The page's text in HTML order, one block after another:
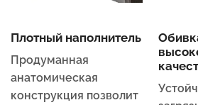
Плотный наполнитель
Продуманная
анатомическая
конструкция позволит